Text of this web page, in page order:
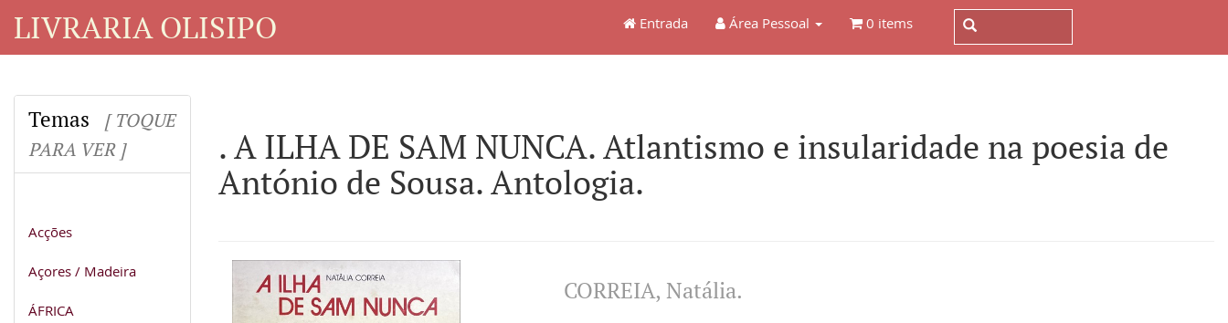
LIVRARIA OLISIPO Entrada Área Pessoal 0 items
Temas
[ TOQUE
PARA VER ]
Acções
Açores / Madeira
ÁFRICA
. A ILHA DE SAM NUNCA. Atlantismo e insularidade na poesia de
António de Sousa. Antologia.
CORREIA, Natália.